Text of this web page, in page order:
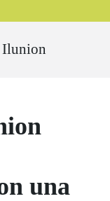
Ilunion
una